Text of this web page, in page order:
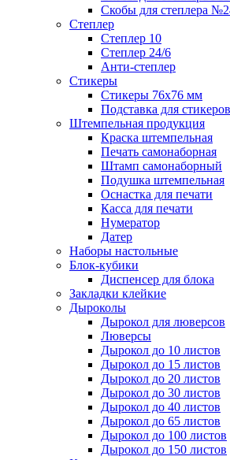
Скобы для степлера
Степлер
Степлер 10
Степлер 24/6
Анти-степлер
Стикеры
Стикеры 76x76 мм
Подставка для стикеров
Штемпельная продукция
Краска штемпельная
Печать самонаборная
Штамп самонаборный
Подушка штемпельная
Оснастка для печати
Касса для печати
Нумератор
Датер
Наборы настольные
Блок-кубики
Диспенсер для блока
Закладки клейкие
Дыроколы
Дырокол для люверсов
Люверсы
Дырокол до 10 листов
Дырокол до 15 листов
Дырокол до 20 листов
Дырокол до 30 листов
Дырокол до 40 листов
Дырокол до 65 листов
Дырокол до 100 листов
Дырокол до 150 листов